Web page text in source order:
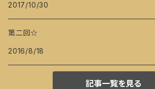
2017/10/30
第二回☆
2016/8/18
記事一覧を見る